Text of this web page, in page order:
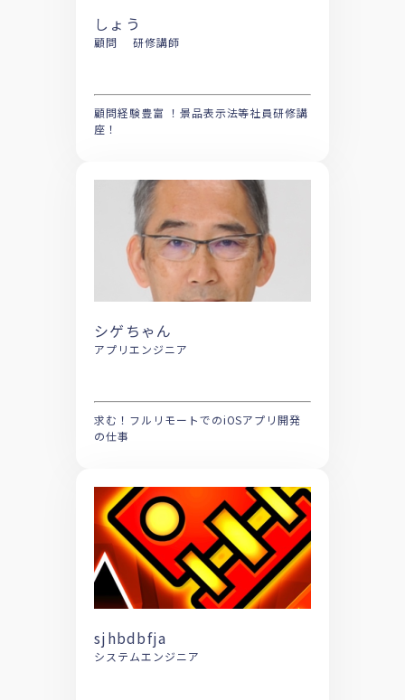
しょう
顧問 研修講師
顧問経験豊富 ！景品表示法等社員研修講
座！
シゲちゃん
アプリエンジニア
求む！フルリモートでのiOSアプリ開発
の仕事
sjhbdbfja
システムエンジニア